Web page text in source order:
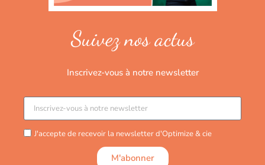
Suivez nos actus
Inscrivez-vous à notre newsletter
J'accepte de recevoir la newsletter d'Optimize & cie
M'abonner